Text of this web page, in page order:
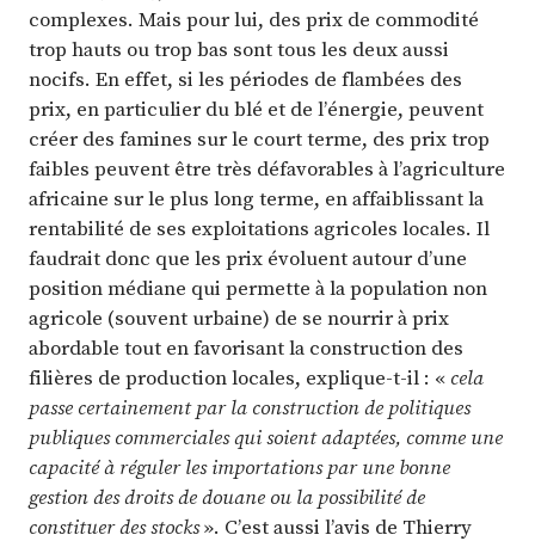
complexes. Mais pour lui, des prix de commodité
trop hauts ou trop bas sont tous les deux aussi
nocifs. En effet, si les périodes de flambées des
prix, en particulier du blé et de l’énergie, peuvent
créer des famines sur le court terme, des prix trop
faibles peuvent être très défavorables à l’agriculture
africaine sur le plus long terme, en affaiblissant la
rentabilité de ses exploitations agricoles locales. Il
faudrait donc que les prix évoluent autour d’une
position médiane qui permette à la population non
agricole (souvent urbaine) de se nourrir à prix
abordable tout en favorisant la construction des
filières de production locales, explique-t-il : « cela
passe certainement par la construction de politiques
publiques commerciales qui soient adaptées, comme une
capacité à réguler les importations par une bonne
gestion des droits de douane ou la possibilité de
constituer des stocks». C’est aussi l’avis de Thierry